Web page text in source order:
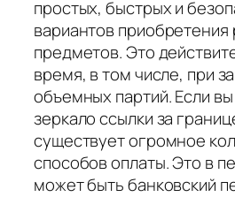
простых, быстрых и
вариантов приобретения
предметов. Это
время, в том числе, при
объемных партий. Если вы
зеркало ссылки за
существует огромное
способов оплаты. Это в
может быть банковский